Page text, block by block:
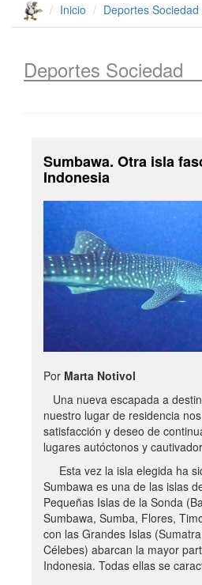
Inicio Deportes Sociedad
Deportes Sociedad
Sumbawa. Otra isla
Indonesia
Por Marta Notivol
Una nueva escapada a
nuestro lugar de residencia
satisfacción y deseo de
lugares autóctonos y
Esta vez la isla elegida ha
Sumbawa es una de las islas
Pequeñas Islas de la Sonda
Sumbawa, Sumba, Flores,
con las Grandes Islas
Célebes) abarcan la mayor
Indonesia. Todas ellas se